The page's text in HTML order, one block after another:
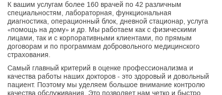
К вашим услугам более 160 врачей по 42 различным
специальностям, лабораторная, функциональная
диагностика, операционный блок, дневной стационар, услуга
«помощь на дому» и др. Мы работаем как с физическими
лицами, так и с корпоративными клиентами, по прямым
договорам и по программам добровольного медицинского
страхования.
Самый главный критерий в оценке профессионализма и
качества работы наших докторов - это здоровый и довольный
пациент. Поэтому мы уделяем большое внимание контролю
качества обслуживания. Это позволяет нам четко и быстро